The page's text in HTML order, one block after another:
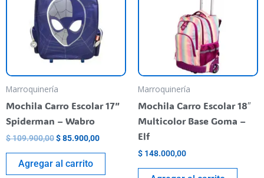
Marroquinería
Mochila Carro Escolar 17”
Spiderman – Wabro
$109.900,00$85.900,00
Agregar al carrito
Marroquinería
Mochila Carro Escolar 18″
Multicolor Base Goma –
Elf
$ 148.000,00